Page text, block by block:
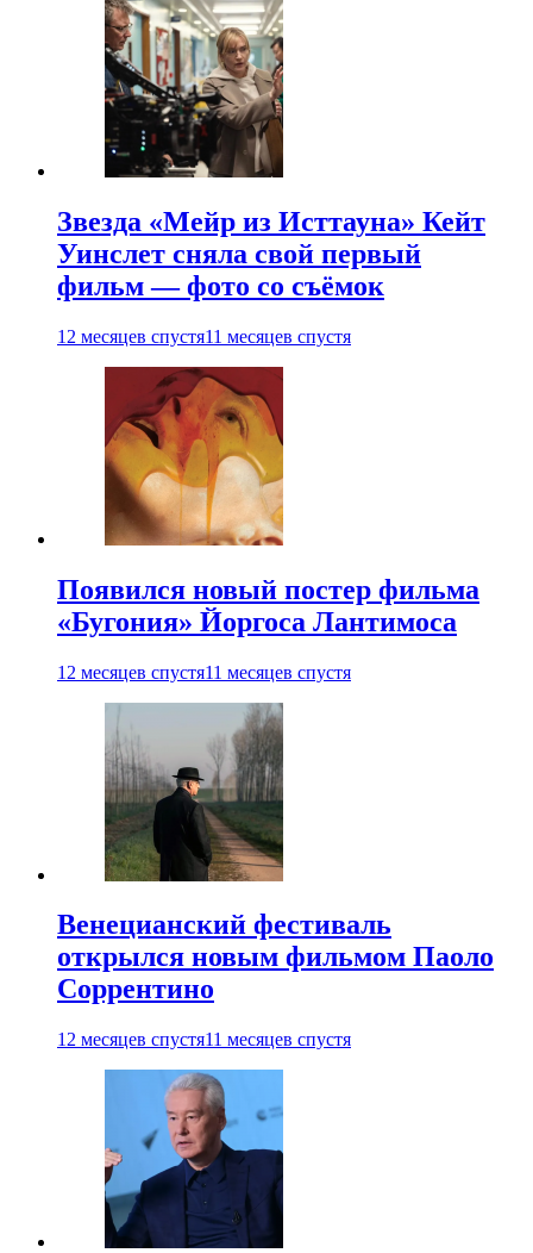
Звезда «Мейр из Исттауна» Кейт
Уинслет сняла свой первый
фильм — фото со съёмок
12 месяцев спустя11 месяцев спустя
Появился новый постер фильма
«Бугония» Йоргоса Лантимоса
12 месяцев спустя11 месяцев спустя
Венецианский фестиваль
открылся новым фильмом Паоло
Соррентино
12 месяцев спустя11 месяцев спустя